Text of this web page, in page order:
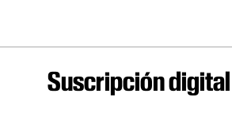
Suscripción digital